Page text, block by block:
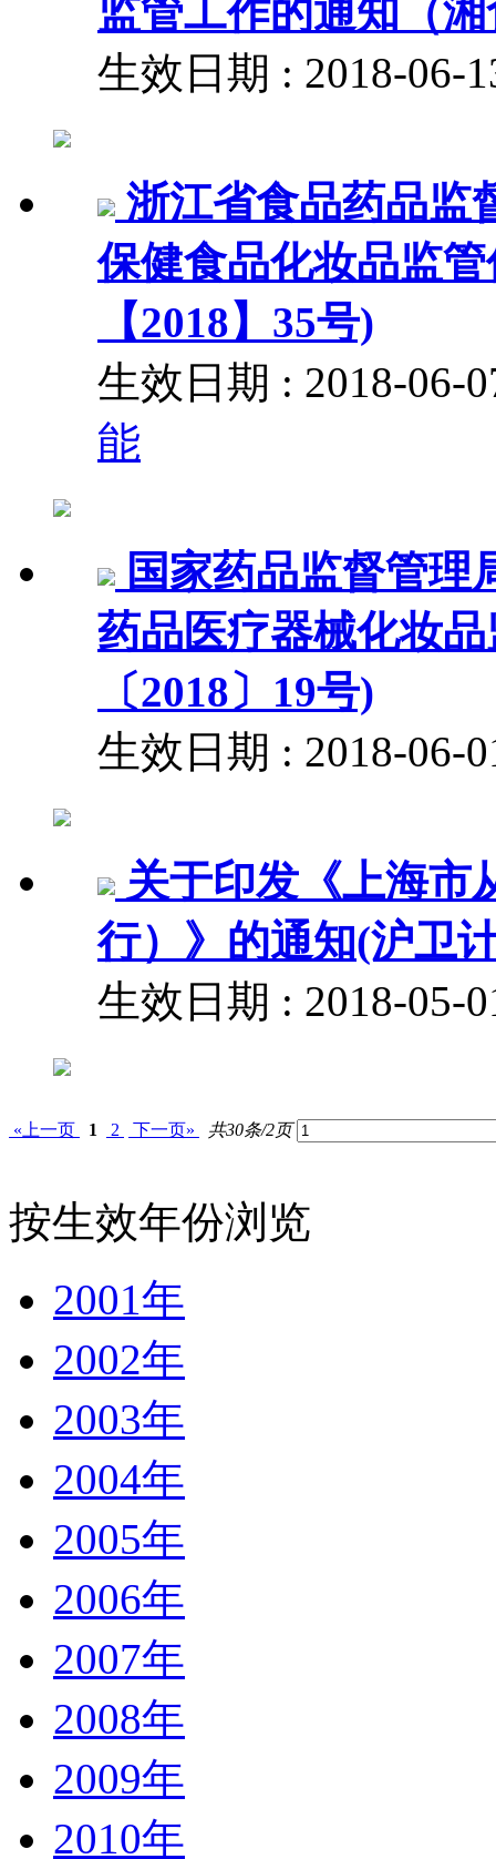
监管工作的通知（
生效日期 : 2018-06-
浙江省食品药品监
保健食品化妆品监
【2018】35号)
生效日期 : 2018-06-
能
国家药品监督管理
药品医疗器械化妆
〔2018〕19号)
生效日期 : 2018-06-
关于印发《上海市
行）》的通知(沪卫
生效日期 : 2018-05-
«上一页 1 2 下一页» 共30条/2页
按生效年份浏览
2001年
2002年
2003年
2004年
2005年
2006年
2007年
2008年
2009年
2010年